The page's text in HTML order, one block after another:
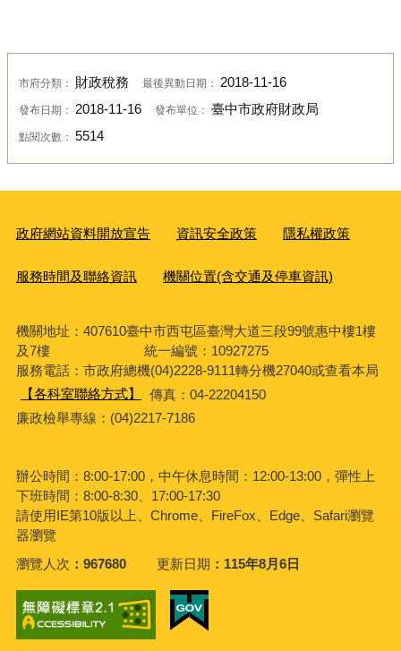
市府分類： 財政稅務 最後異動日期： 2018-11-16
發布日期： 2018-11-16 發布單位： 臺中市政府財政局
點閱次數： 5514
政府網站資料開放宣告 資訊安全政策 隱私權政策
服務時間及聯絡資訊 機關位置(含交通及停車資訊)
機關地址：407610臺中市西屯區臺灣大道三段99號惠中樓1樓
及7樓 統一編號：10927275
服務電話：市政府總機(04)2228-9111轉分機27040或查看本局
【各科室聯絡方式】
傳真：04-22204150
廉政檢舉專線：(04)2217-7186
辦公時間：8:00-17:00，中午休息時間：12:00-13:00，彈性上
下班時間：8:00-8:30、17:00-17:30
請使用IE第10版以上、Chrome、FireFox、Edge、Safari瀏覽
器瀏覽
瀏覽人次
967680 更新日期 115年8月6日